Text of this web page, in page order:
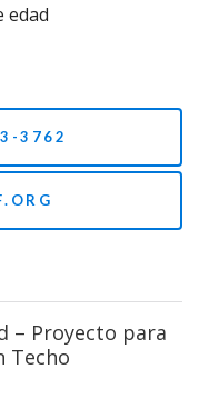
edad
3762
– Proyecto para
Techo